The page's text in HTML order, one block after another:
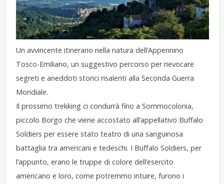
Un avvincente itinerario nella natura dell’Appennino
Tosco-Emiliano, un suggestivo percorso per rievocare
segreti e aneddoti storici risalenti alla Seconda Guerra
Mondiale.
Il prossimo trekking ci condurrà fino a Sommocolonia,
piccolo Borgo che viene accostato all’appellativo Buffalo
Soldiers per essere stato teatro di una sanguinosa
battaglia tra americani e tedeschi. I Buffalo Soldiers, per
l’appunto, erano le truppe di colore dell’esercito
americano e loro, come potremmo intuire, furono i